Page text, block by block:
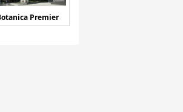
Premier